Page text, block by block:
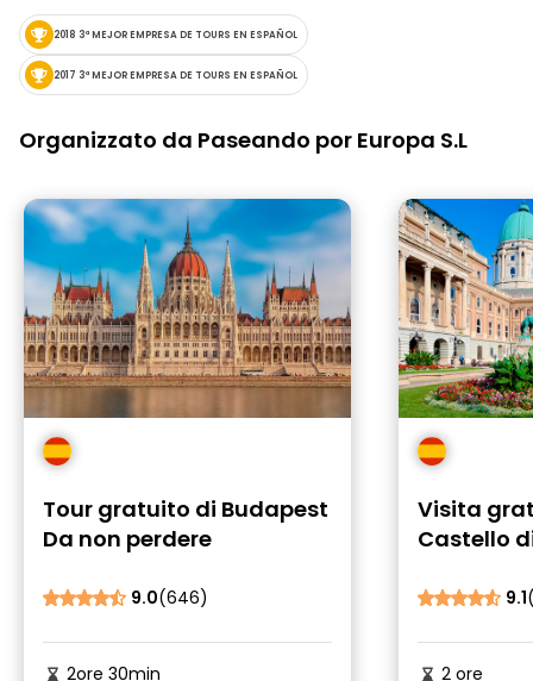
2018 3ª MEJOR EMPRESA DE TOURS EN ESPAÑOL
2017 3ª MEJOR EMPRESA DE TOURS EN ESPAÑOL
Organizzato da Paseando por Europa S.L
Tour gratuito di Budapest
Da non perdere
9.0(646)
2ore 30min
Visita
Castello
9.1
2 ore